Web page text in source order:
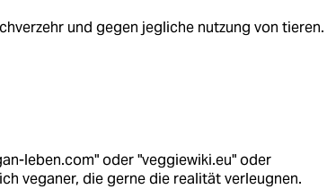
und gegen jegliche nutzung von tieren.
leben.com" oder "veggiewiki.eu" oder
veganer, die gerne die realität verleugnen.